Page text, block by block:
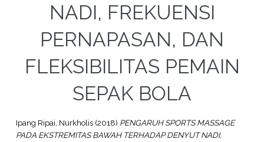
NADI, FREKUENSI
PERNAPASAN, DAN
FLEKSIBILITAS PEMAIN
SEPAK BOLA
Ipang Ripai, Nurkholis(2018) PENGARUH SPORTS MASSAGE
PADA EKSTREMITAS BAWAH TERHADAP DENYUT NADI,